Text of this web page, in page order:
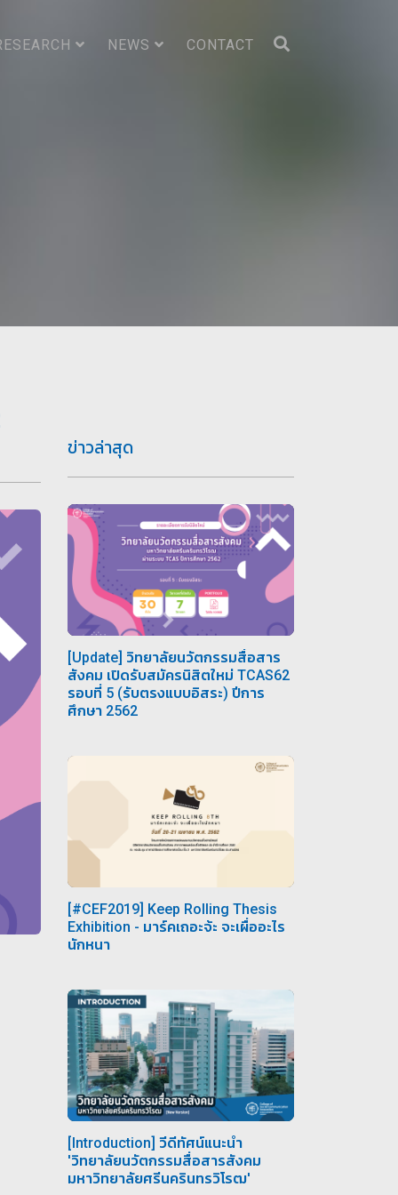
NEWS CONTACT
ข่าวล่าสุด
[Update] วิทยาลัยนวัตกรรมสื่อสาร
สังคม เปิดรับสมัครนิสิตใหม่ TCAS62
รอบที่ 5 (รับตรงแบบอิสระ) ปีการ
ศึกษา 2562
[#CEF2019] Keep Rolling Thesis
Exhibition - มาร์คเถอะจ้ะ จะเผื่ออะไร
นักหนา
[Introduction] วีดีทัศน์แนะนำ
'วิทยาลัยนวัตกรรมสื่อสารสังคม
มหาวิทยาลัยศรีนครินทรวิโรฒ'